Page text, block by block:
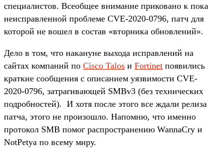
специалистов. Всеобщее внимание приковано к пока
неисправленной проблеме CVE-2020-0796, патч для
которой не вошел в состав «вторника обновлений».
Дело в том, что накануне выхода исправлений на
сайтах компаний по Cisco Talos и Fortinet появились
краткие сообщения с описанием уязвимости CVE-
2020-0796, затрагивающей SMBv3 (без технических
подробностей). И хотя после этого все ждали релиза
патча, этого не произошло. Напомню, что именно
протокол SMB помог распространению WannaCry и
NotPetya по всему миру.